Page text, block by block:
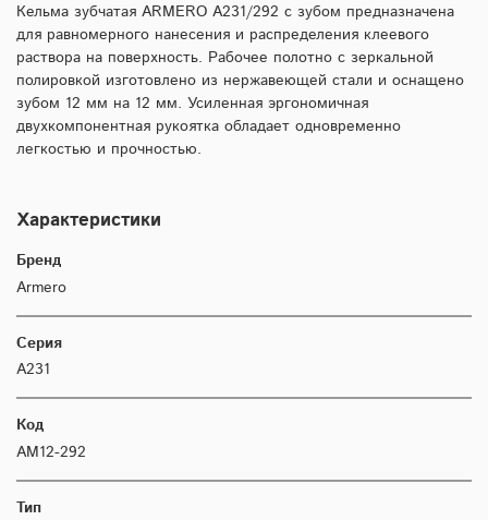
Кельма зубчатая ARMERO A231/292 с зубом предназначена
для равномерного нанесения и распределения клеевого
раствора на поверхность. Рабочее полотно с зеркальной
полировкой изготовлено из нержавеющей стали и оснащено
зубом 12 мм на 12 мм. Усиленная эргономичная
двухкомпонентная рукоятка обладает одновременно
легкостью и прочностью.
Характеристики
Бренд
Armero
Серия
A231
Код
AM12-292
Тип